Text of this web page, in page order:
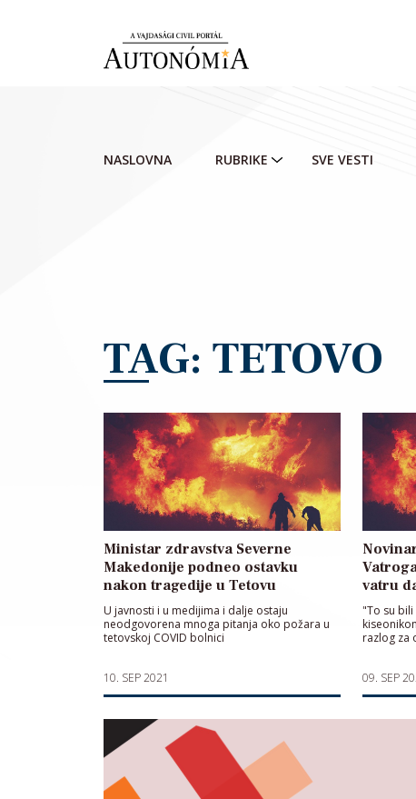
NASLOVNA RUBRIKE SVE VESTI
TAG: TETOVO
Ministar zdravstva Severne
Makedonije podneo ostavku
nakon tragedije u Tetovu
U javnosti i u medijima i dalje ostaju
neodgovorena mnoga pitanja oko požara u
tetovskoj COVID bolnici
10. SEP 2021
vatru
"To su
razlog za
09. SEP